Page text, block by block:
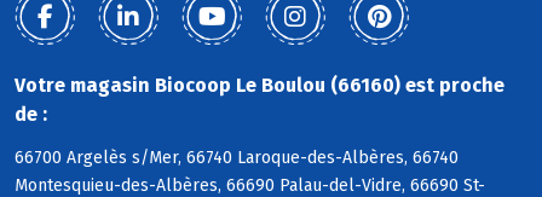
Votre magasin Biocoop Le Boulou (66160) est proche
de :
66700 Argelès s/Mer, 66740 Laroque-des-Albères, 66740
Montesquieu-des-Albères, 66690 Palau-del-Vidre, 66690 St-